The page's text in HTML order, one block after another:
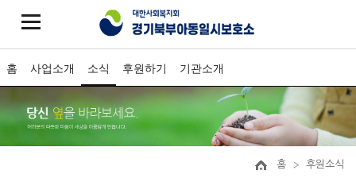
홈 사업소개 소식 후원하기 기관소개
홈 후원소식